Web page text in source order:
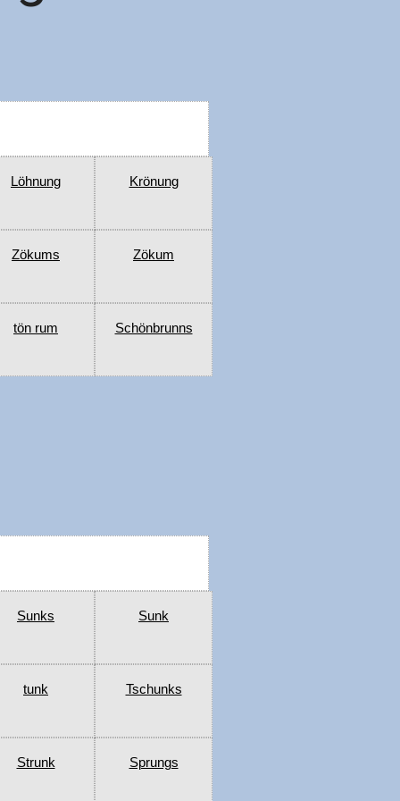
Löhnung Krönung
Zökums Zökum
tön rum Schönbrunns
Sunks Sunk
tunk Tschunks
Strunk Sprungs